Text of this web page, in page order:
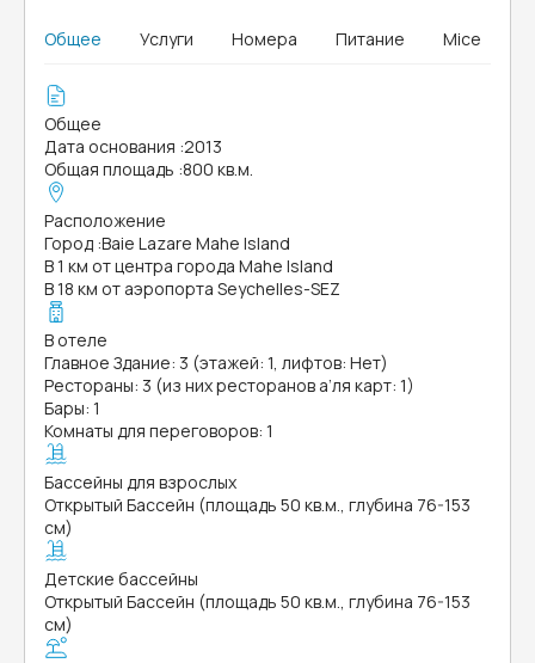
Общее Услуги Номера Питание Mice
Общее
Дата основания :2013
Общая площадь :800 кв.м.
Расположение
Город :Baie Lazare Mahe Island
В 1 км от центра города Mahe Island
В 18 км от аэропорта Seychelles-SEZ
В отеле
Главное Здание: 3 (этажей: 1, лифтов: Нет)
Рестораны: 3 (из них ресторанов а’ля карт: 1)
Бары: 1
Комнаты для переговоров: 1
Бассейны для взрослых
Открытый Бассейн (площадь 50 кв.м., глубина 76-153
см)
Детские бассейны
Открытый Бассейн (площадь 50 кв.м., глубина 76-153
см)